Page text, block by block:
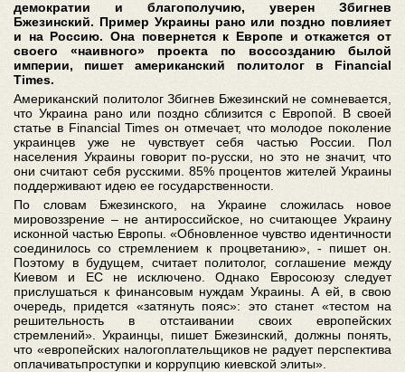
демократии и благополучию, уверен Збигнев
Бжезинский. Пример Украины рано или поздно повлияет
и на Россию. Она повернется к Европе и откажется от
своего «наивного» проекта по воссозданию былой
империи, пишет американский политолог в Financial
Times.
Американский политолог Збигнев Бжезинский не сомневается,
что Украина рано или поздно сблизится с Европой. В своей
статье в Financial Times он отмечает, что молодое поколение
украинцев уже не чувствует себя частью России. Пол
населения Украины говорит по-русски, но это не значит, что
они считают себя русскими. 85% процентов жителей Украины
поддерживают идею ее государственности.
По словам Бжезинского, на Украине сложилась новое
мировоззрение – не антироссийское, но считающее Украину
исконной частью Европы. «Обновленное чувство идентичности
соединилось со стремлением к процветанию», - пишет он.
Поэтому в будущем, считает политолог, соглашение между
Киевом и ЕС не исключено. Однако Евросоюзу следует
прислушаться к финансовым нуждам Украины. А ей, в свою
очередь, придется «затянуть пояс»: это станет «тестом на
решительность в отстаивании своих европейских
стремлений». Украинцы, пишет Бжезинский, должны понять,
что «европейских налогоплательщиков не радует перспектива
оплачиватьпроступки и коррупцию киевской элиты».